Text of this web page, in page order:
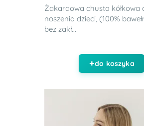
Żakardowa chusta kółkowa
noszenia dzieci, (100%
bez zakł...
do koszyka